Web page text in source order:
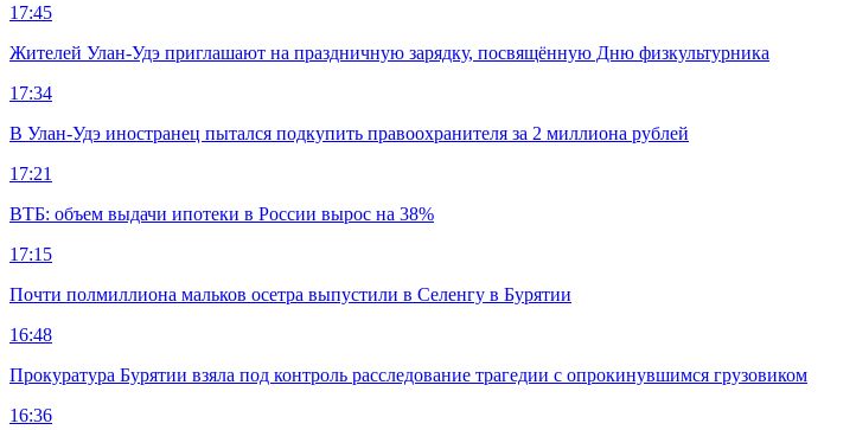
17:45
Жителей Улан-Удэ приглашают на праздничную зарядку, посвящённую Дню физкультурника
17:34
В Улан-Удэ иностранец пытался подкупить правоохранителя за 2 миллиона рублей
17:21
ВТБ: объем выдачи ипотеки в России вырос на 38%
17:15
Почти полмиллиона мальков осетра выпустили в Селенгу в Бурятии
16:48
Прокуратура Бурятии взяла под контроль расследование трагедии с опрокинувшимся грузовиком
16:36